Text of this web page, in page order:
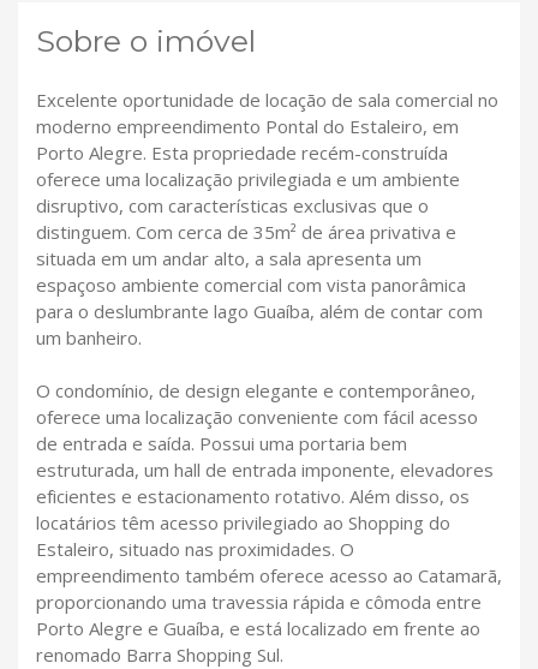
Sobre o imóvel
Excelente oportunidade de locação de sala comercial no
moderno empreendimento Pontal do Estaleiro, em
Porto Alegre. Esta propriedade recém-construída
oferece uma localização privilegiada e um ambiente
disruptivo, com características exclusivas que o
distinguem. Com cerca de 35m² de área privativa e
situada em um andar alto, a sala apresenta um
espaçoso ambiente comercial com vista panorâmica
para o deslumbrante lago Guaíba, além de contar com
um banheiro.
O condomínio, de design elegante e contemporâneo,
oferece uma localização conveniente com fácil acesso
de entrada e saída. Possui uma portaria bem
estruturada, um hall de entrada imponente, elevadores
eficientes e estacionamento rotativo. Além disso, os
locatários têm acesso privilegiado ao Shopping do
Estaleiro, situado nas proximidades. O
empreendimento também oferece acesso ao Catamarã,
proporcionando uma travessia rápida e cômoda entre
Porto Alegre e Guaíba, e está localizado em frente ao
renomado Barra Shopping Sul.